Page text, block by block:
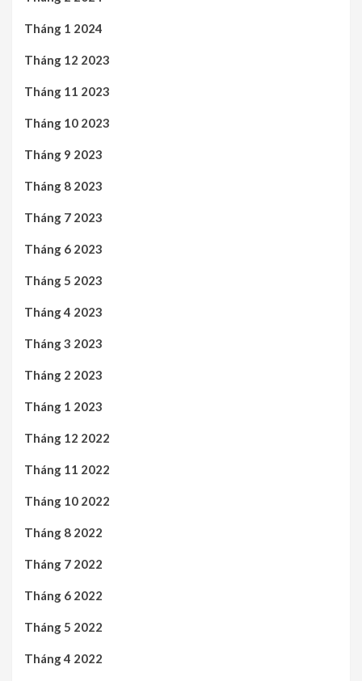
Tháng 1 2024
Tháng 12 2023
Tháng 11 2023
Tháng 10 2023
Tháng 9 2023
Tháng 8 2023
Tháng 7 2023
Tháng 6 2023
Tháng 5 2023
Tháng 4 2023
Tháng 3 2023
Tháng 2 2023
Tháng 1 2023
Tháng 12 2022
Tháng 11 2022
Tháng 10 2022
Tháng 8 2022
Tháng 7 2022
Tháng 6 2022
Tháng 5 2022
Tháng 4 2022